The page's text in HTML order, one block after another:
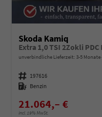
Skoda Kamiq
Extra 1,0 TSI 2Zokli PDC
unverbindliche Lieferzeit: 3-5 Monate
Fahrzeugnummer 197616
Kraftstoff Benzin
21.064,– €
incl. 19% MwSt.